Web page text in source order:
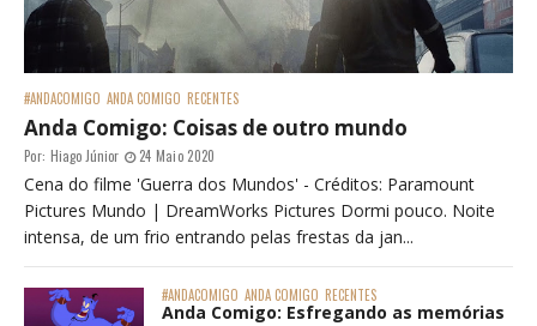
#ANDACOMIGO ANDA COMIGO RECENTES
Anda Comigo: Coisas de outro mundo
Por: Hiago Júnior 24 Maio 2020
Cena do filme 'Guerra dos Mundos' - Créditos: Paramount
Pictures Mundo | DreamWorks Pictures Dormi pouco. Noite
intensa, de um frio entrando pelas frestas da jan...
#ANDACOMIGO ANDA COMIGO RECENTES
Anda Comigo: Esfregando as memórias